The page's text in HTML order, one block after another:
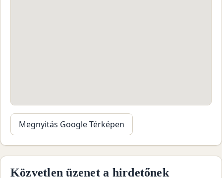
Megnyitás Google Térképen
Közvetlen üzenet a hirdetőnek